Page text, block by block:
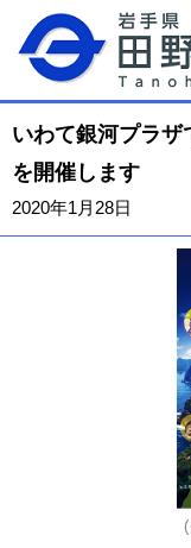
いわて銀河プラザ
を開催します
2020年1月28日